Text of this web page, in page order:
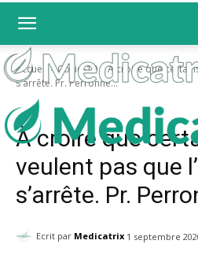
Accueil Covid-19
À croire que
s'arrête. Pr. Perronne...
Covid-19
À croire que
veulent pas que
s’arrête. Pr.
Ecrit par Medicatrix 1 septembre